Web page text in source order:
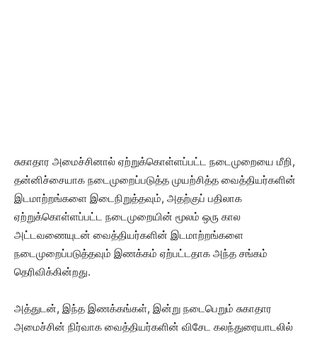
சுகாதார அமைச்சினால் ஏற்றுக்கொள்ளப்பட்ட நடைமுறையை மீறி,
தன்னிச்சையாக நடைமுறைப்படுத்த முயற்சித்த வைத்தியர்களின்
இடமாற்றங்களை இடைநிறுத்தவும், அதற்குப் பதிலாக
ஏற்றுக்கொள்ளப்பட்ட நடைமுறையின் மூலம் ஒரு கால
அட்டவணையுடன் வைத்தியர்களின் இடமாற்றங்களை
நடைமுறைப்படுத்தவும் இணக்கம் ஏற்பட்டதாக அந்த சங்கம்
தெரிவிக்கின்றது.
அத்துடன், இந்த இணக்கங்கள், இன்று நடைபெறும் சுகாதார
அமைச்சின் நிர்வாக வைத்தியர்களின் விசேட கலந்துரையாடலில்